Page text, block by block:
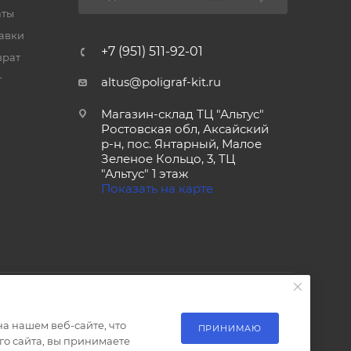
+7 (951) 511-92-01
altus@poligraf-kit.ru
Магазин-склад ТЦ "Альтус"
Ростовская обл, Аксайский
р-н, пос. Янтарный, Малое
Зеленое Кольцо, 3, ТЦ
"Альтус" 1 этаж
Показать на карте
нашем веб-сайте, что
сайта, вы принимаете
ПРИНИМАЮ